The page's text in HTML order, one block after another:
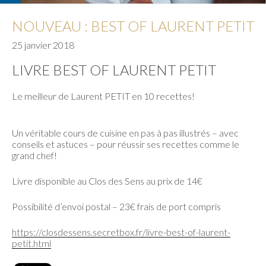
NOUVEAU : BEST OF LAURENT PETIT
25 janvier 2018
LIVRE BEST OF LAURENT PETIT
Le meilleur de Laurent PETIT en 10 recettes!
Un véritable cours de cuisine en pas à pas illustrés – avec
conseils et astuces – pour réussir ses recettes comme le
grand chef!
Livre disponible au Clos des Sens au prix de 14€
Possibilité d’envoi postal – 23€ frais de port compris
https://closdessens.secretbox.fr/livre-best-of-laurent-
petit.html